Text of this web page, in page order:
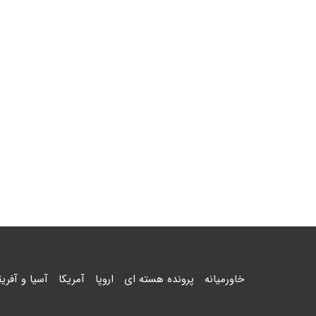
خاورمیانه پرونده هسته ای اروپا آمریکا آسیا و